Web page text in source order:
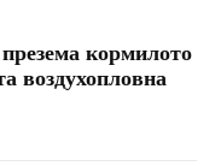
кормилото
воздухопловна